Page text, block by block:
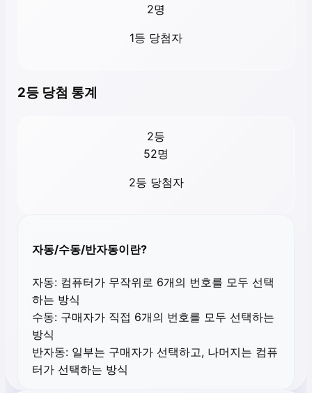
2명
1등 당첨자
2등 당첨 통계
2등
52명
2등 당첨자
자동/수동/반자동이란?
자동: 컴퓨터가 무작위로 6개의 번호를 모두 선택
하는 방식
수동: 구매자가 직접 6개의 번호를 모두 선택하는
방식
반자동: 일부는 구매자가 선택하고, 나머지는 컴퓨
터가 선택하는 방식